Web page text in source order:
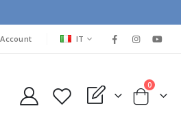
Account LINGUA
IT
My Quote Cart
0elementi